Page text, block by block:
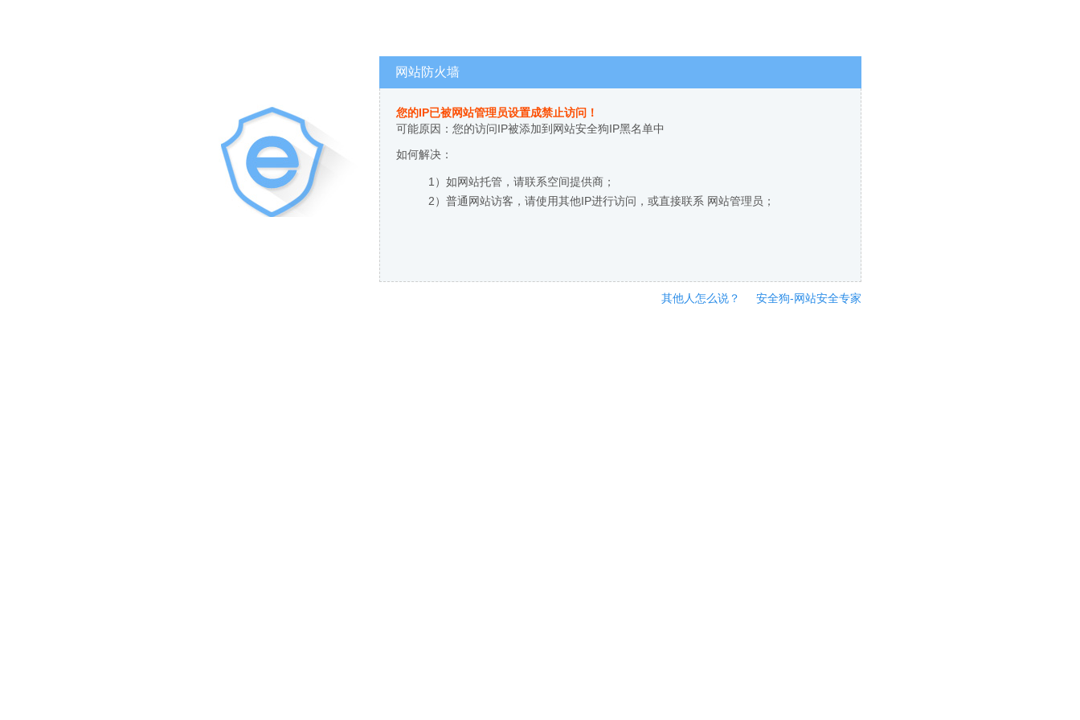
网站防火墙
您的IP已被网站管理员设置成禁止访问！
可能原因：您的访问IP被添加到网站安全狗IP黑名单中
如何解决：
1）如网站托管，请联系空间提供商；
2）普通网站访客，请使用其他IP进行访问，或直接联系 网站管理员；
其他人怎么说？ 安全狗-网站安全专家